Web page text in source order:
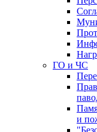
ГО и ЧС
и